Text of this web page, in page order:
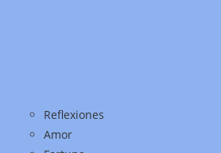
Reflexiones
Amor